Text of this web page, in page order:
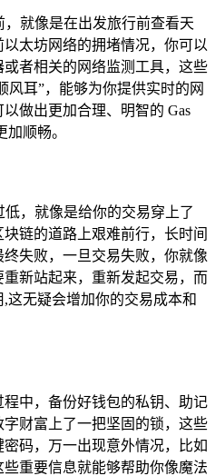
，就像是在出发旅行前查看天
太坊网络的拥堵情况，你可以
者相关的网络监测工具，这些
风耳”，能够为你提供实时的网
做出更加合理、明智的 Gas
顺畅。
低，就像是给你的交易穿上了
链的道路上艰难前行，长时间
失败，一旦交易失败，你就像
新站起来，重新发起交易，而
这无疑会增加你的交易成本和
中，备份好钱包的私钥、助记
财富上了一把坚固的锁，这些
码，万一出现意外情况，比如
重要信息就能够帮助你像魔法